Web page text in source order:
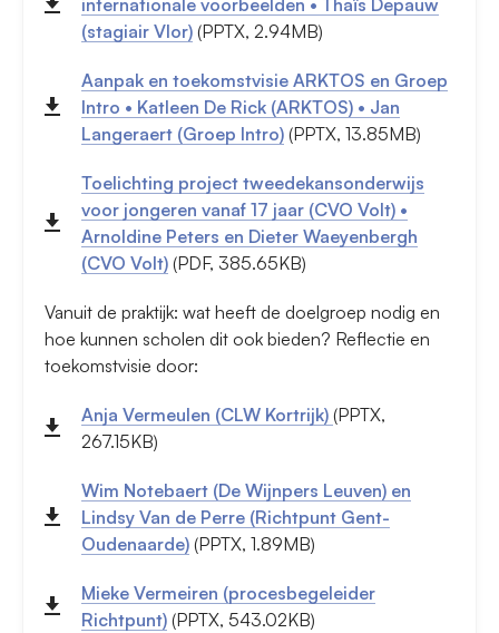
internationale voorbeelden • Thaïs Depauw
(stagiair Vlor) (PPTX, 2.94MB)
Aanpak en toekomstvisie ARKTOS en Groep
Intro • Katleen De Rick (ARKTOS) • Jan
Langeraert (Groep Intro) (PPTX, 13.85MB)
Toelichting project tweedekansonderwijs
voor jongeren vanaf 17 jaar (CVO Volt) •
Arnoldine Peters en Dieter Waeyenbergh
(CVO Volt) (PDF, 385.65KB)
Vanuit de praktijk: wat heeft de doelgroep nodig en
hoe kunnen scholen dit ook bieden? Reflectie en
toekomstvisie door:
Anja Vermeulen (CLW Kortrijk) (PPTX,
267.15KB)
Wim Notebaert (De Wijnpers Leuven) en
Lindsy Van de Perre (Richtpunt Gent-
Oudenaarde) (PPTX, 1.89MB)
Mieke Vermeiren (procesbegeleider
Richtpunt) (PPTX, 543.02KB)